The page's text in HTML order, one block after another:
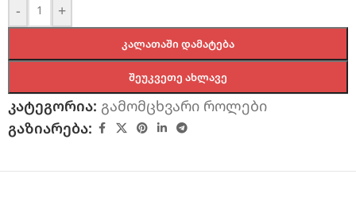
-
+
ᲙᲐᲚᲐᲗᲐᲨᲘ ᲓᲐᲛᲐᲢᲔᲑᲐ
ᲨᲔᲣᲙᲕᲔᲗᲔ ᲐᲮᲚᲐᲕᲔ
კატეგორია: გამომცხვარი როლები
გაზიარება: